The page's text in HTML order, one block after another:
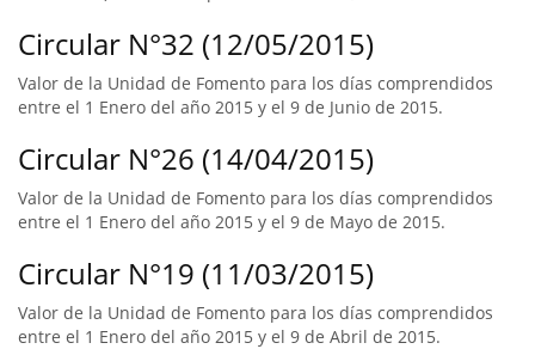
Circular N°32 (12/05/2015)
Valor de la Unidad de Fomento para los días comprendidos
entre el 1 Enero del año 2015 y el 9 de Junio de 2015.
Circular N°26 (14/04/2015)
Valor de la Unidad de Fomento para los días comprendidos
entre el 1 Enero del año 2015 y el 9 de Mayo de 2015.
Circular N°19 (11/03/2015)
Valor de la Unidad de Fomento para los días comprendidos
entre el 1 Enero del año 2015 y el 9 de Abril de 2015.